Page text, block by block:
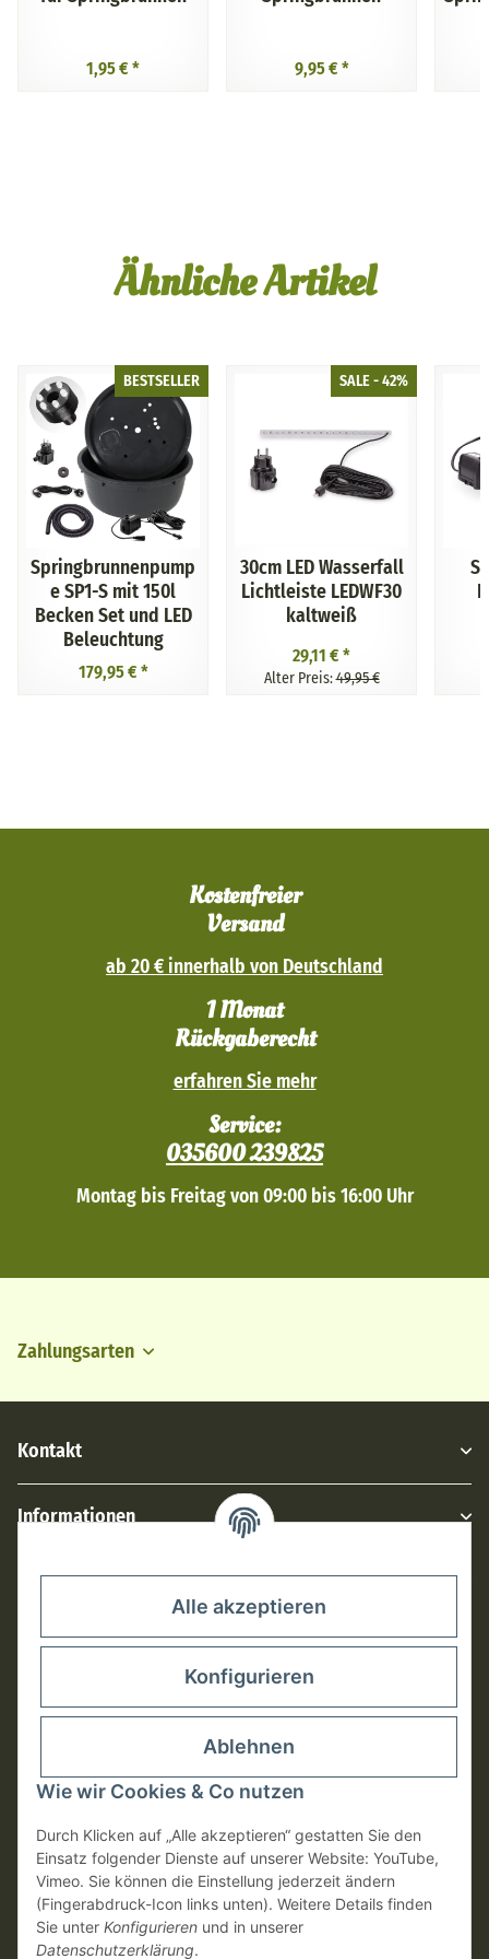
Alle akzeptieren
Konfigurieren
Ablehnen
Wie wir Cookies & Co nutzen
Durch Klicken auf „Alle akzeptieren“ gestatten Sie den
Einsatz folgender Dienste auf unserer Website: YouTube,
Vimeo. Sie können die Einstellung jederzeit ändern
(Fingerabdruck-Icon links unten). Weitere Details finden
Sie unter Konfigurieren und in unserer
Datenschutzerklärung.
1,95 € * 9,95 € *
Ähnliche Artikel
BESTSELLER
Springbrunnenpump
e SP1-S mit 150l
Becken Set und LED
Beleuchtung
179,95 € *
SALE - 42%
30cm LED Wasserfall
Lichtleiste LEDWF30
kaltweiß
29,11 € *
Alter Preis:49,95 €
Kostenfreier
Versand
ab 20 € innerhalb von Deutschland
1 Monat
Rückgaberecht
erfahren Sie mehr
Service:
035600 239825
Montag bis Freitag von 09:00 bis 16:00 Uhr
Zahlungsarten
Kontakt
Informationen
Rechtliches
Vertrag widerrufen